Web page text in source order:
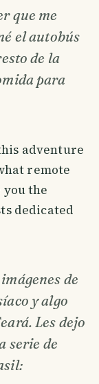
que me
el autobús
de la
para
adventure
remote
you the
dedicated
de
y algo
Les dejo
serie de